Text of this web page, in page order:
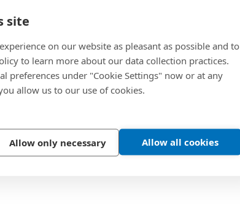
site
on our website as pleasant as possible and to
to learn more about our data collection practices.
preferences under "Cookie Settings" now or at any
allow us to our use of cookies.
Allow only necessary Allow all cookies